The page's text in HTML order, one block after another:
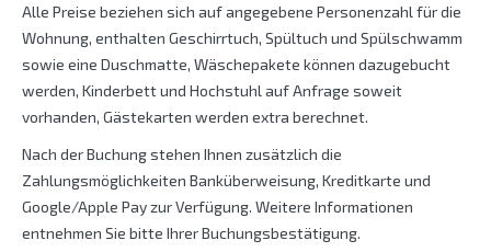
Alle Preise beziehen sich auf angegebene Personenzahl für die
Wohnung, enthalten Geschirrtuch, Spültuch und Spülschwamm
sowie eine Duschmatte, Wäschepakete können dazugebucht
werden, Kinderbett und Hochstuhl auf Anfrage soweit
vorhanden, Gästekarten werden extra berechnet.
Nach der Buchung stehen Ihnen zusätzlich die
Zahlungsmöglichkeiten Banküberweisung, Kreditkarte und
Google/Apple Pay zur Verfügung. Weitere Informationen
entnehmen Sie bitte Ihrer Buchungsbestätigung.